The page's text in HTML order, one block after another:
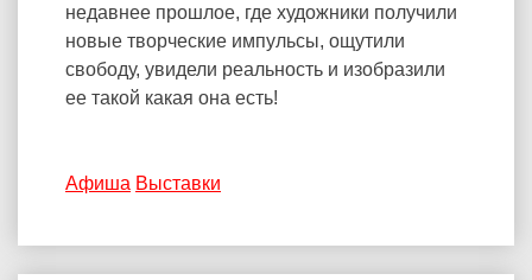
недавнее прошлое, где художники получили
новые творческие импульсы, ощутили
свободу, увидели реальность и изобразили
ее такой какая она есть!
Афиша Выставки